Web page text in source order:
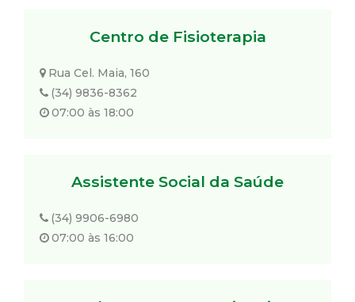
Centro de Fisioterapia
Rua Cel. Maia, 160
(34) 9836-8362
07:00 às 18:00
Assistente Social da Saúde
(34) 9906-6980
07:00 às 16:00